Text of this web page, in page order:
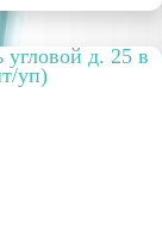
угловой д. 25 в
уп)